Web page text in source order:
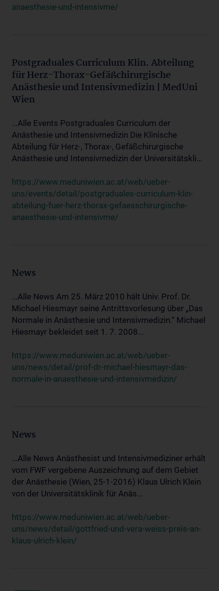
anaesthesie-und-intensivme/
Postgraduales Curriculum Klin. Abteilung
für Herz-Thorax-Gefäßchirurgische
Anästhesie und Intensivmedizin | MedUni
Wien
...Alle Events Postgraduales Curriculum der
Anästhesie und Intensivmedizin Die Klinische
Abteilung für Herz-, Thorax-, Gefäßchirurgische
Anästhesie und Intensivmedizin der Universitätskli...
https://www.meduniwien.ac.at/web/ueber-
uns/events/detail/postgraduales-curriculum-klin-
abteilung-fuer-herz-thorax-gefaesschirurgische-
anaesthesie-und-intensivme/
News
...Alle News Am 25. März 2010 hält Univ. Prof. Dr.
Michael Hiesmayr seine Antrittsvorlesung über „Das
Normale in Anästhesie und Intensivmedizin.“ Michael
Hiesmayr bekleidet seit 1. 7. 2008...
https://www.meduniwien.ac.at/web/ueber-
uns/news/detail/prof-dr-michael-hiesmayr-das-
normale-in-anaesthesie-und-intensivmedizin/
News
...Alle News Anästhesist und Intensivmediziner erhält
vom FWF vergebene Auszeichnung auf dem Gebiet
der Anästhesie (Wien, 25-1-2016) Klaus Ulrich Klein
von der Universitätsklinik für Anäs...
https://www.meduniwien.ac.at/web/ueber-
uns/news/detail/gottfried-und-vera-weiss-preis-an-
klaus-ulrich-klein/